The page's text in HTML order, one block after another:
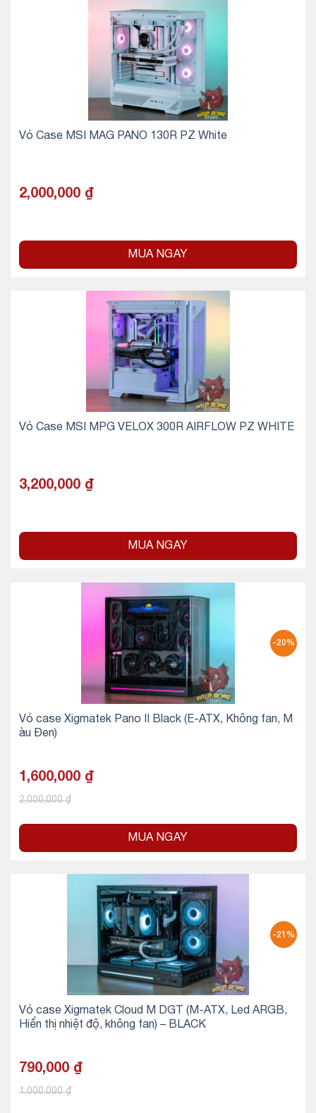
Vỏ Case MSI MAG PANO 130R PZ White
2,000,000 ₫
MUA NGAY
Vỏ Case MSI MPG VELOX 300R AIRFLOW PZ WHITE
3,200,000 ₫
MUA NGAY
-20%
Vỏ case Xigmatek Pano II Black (E-ATX, Không fan, M
àu Đen)
1,600,000 ₫
2,000,000₫
MUA NGAY
-21%
Vỏ case Xigmatek Cloud M DGT (M-ATX, Led ARGB,
Hiển thị nhiệt độ, không fan) – BLACK
790,000 ₫
1,000,000₫